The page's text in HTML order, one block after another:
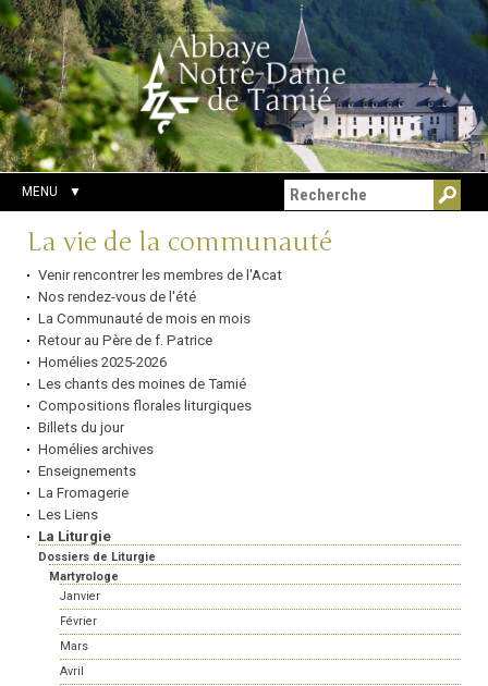
Aller
au
contenu.
|
Aller
à
la
navigation
Outils
personnels
Chercher par
Recherche
avancée…
MENU
Navigation
La vie de la communauté
Venir rencontrer les membres de l'Acat
Nos rendez-vous de l'été
La Communauté de mois en mois
Retour au Père de f. Patrice
Homélies 2025-2026
Les chants des moines de Tamié
Compositions florales liturgiques
Billets du jour
Homélies archives
Enseignements
La Fromagerie
Les Liens
La Liturgie
Dossiers de Liturgie
Martyrologe
Janvier
Février
Mars
Avril